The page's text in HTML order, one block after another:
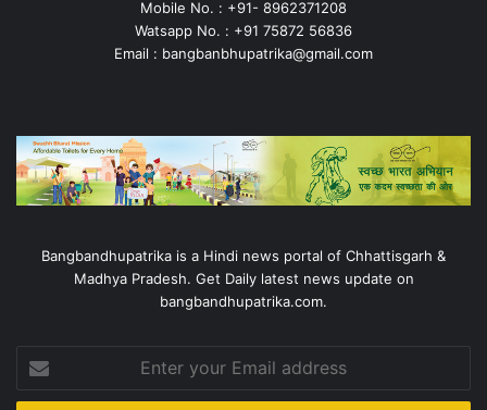
Mobile No. : +91- 8962371208
Watsapp No. : +91 75872 56836
Email : bangbanbhupatrika@gmail.com
Bangbandhupatrika is a Hindi news portal of Chhattisgarh &
Madhya Pradesh. Get Daily latest news update on
bangbandhupatrika.com.
your
Email